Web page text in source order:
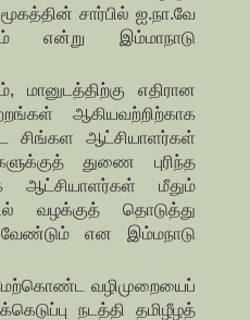
சார்பில் ஐ.நா.வே
என்று இம்மாநாடு
எதிரான
ஆகியவற்றிற்காக
சிங்கள ஆட்சியாளர்கள்
துணை புரிந்த
ஆட்சியாளர்கள் மீதும்
வழக்குத் தொடுத்து
வேண்டும் என இம்மநாடு
மேற்கொண்ட வழிமுறையைப்
நடத்தி தமிழீழத்